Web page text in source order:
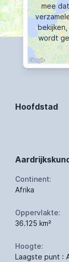
mee
wordt
Hoofdstad
Continent:
Afrika
Oppervlakte:
36.125 km²
Hoogte:
Laagste punt :